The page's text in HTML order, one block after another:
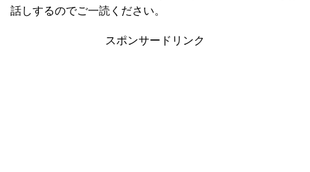
話しするのでご一読ください。
スポンサードリンク